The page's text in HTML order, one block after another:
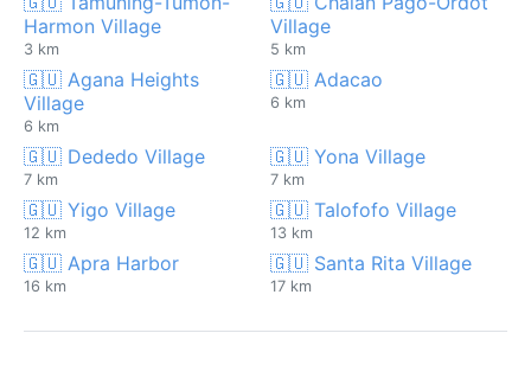
Harmon Village
3 km
Village
5 km
🇬🇺 Agana Heights
Village
6 km
🇬🇺 Adacao
6 km
🇬🇺 Dededo Village
7 km
🇬🇺 Yona Village
7 km
🇬🇺 Yigo Village
12 km
🇬🇺 Talofofo Village
13 km
🇬🇺 Apra Harbor
16 km
🇬🇺 Santa Rita Village
17 km